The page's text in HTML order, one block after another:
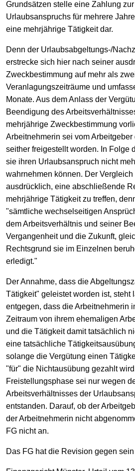
Grundsätzen stelle eine Zahlung
Urlaubsanspruchs für mehrere
eine mehrjährige Tätigkeit dar.
Denn der Urlaubsabgeltungs-/
erstrecke sich hier nach seiner
Zweckbestimmung auf mehr als
Veranlagungszeiträume und
Monate. Aus dem Anlass der
Beendigung des
mehrjährige Zweckbestimmung
Arbeitnehmerin sei vom
seither freigestellt worden. In Folge
sie ihren Urlaubsanspruch nicht
wahrnehmen können. Der
ausdrücklich, eine abschließende
mehrjährige Tätigkeit zu treffen,
"sämtliche wechselseitigen
dem Arbeitsverhältnis und seiner
Vergangenheit und die Zukunft,
Rechtsgrund sie im Einzelnen
erledigt."
Der Annahme, dass die
Tätigkeit" geleistet worden ist, steht
entgegen, dass die Arbeitnehmerin
Zeitraum von ihrem ehemaligen
und die Tätigkeit damit tatsächlich
eine tatsächliche
solange die Vergütung einen
"für" die Nichtausübung gezahlt
Freistellungsphase sei nur wegen
Arbeitsverhältnisses der
entstanden. Darauf, ob der
der Arbeitnehmerin nicht
FG nicht an.
Das FG hat die Revision gegen